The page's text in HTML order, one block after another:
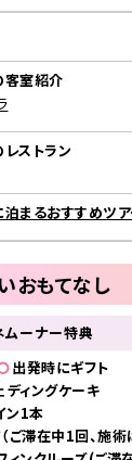
客室紹介
レストラン
泊まるおすすめツ
おもてなし
ムーナー特典
出発時にギフト
ディングケーキ
ン1本
ご滞在中1回、施